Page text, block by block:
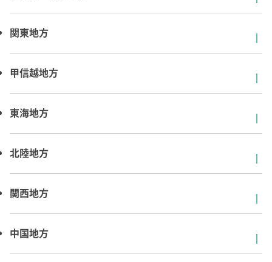
関東地方
甲信越地方
東海地方
北陸地方
関西地方
中国地方